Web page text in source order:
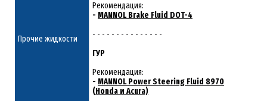
Прочие жидкости
Рекомендация:
- MANNOL Brake Fluid DOT-4
- - - - - - - - - - - - - - -
ГУР
Рекомендация:
- MANNOL Power Steering Fluid 8970
(Honda и Acura)